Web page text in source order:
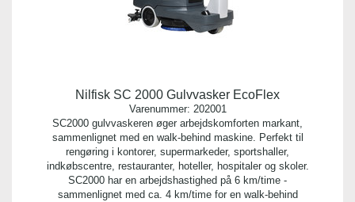
0.178 gr
Antal pr. palle:
0
Indhold:
1 stk.
Nilfisk SC 2000 Gulvvasker EcoFlex
Varenummer: 202001
SC2000 gulvvaskeren øger arbejdskomforten markant,
sammenlignet med en walk-behind maskine. Perfekt til
rengøring i kontorer, supermarkeder, sportshaller,
indkøbscentre, restauranter, hoteller, hospitaler og skoler.
SC2000 har en arbejdshastighed på 6 km/time -
sammenlignet med ca. 4 km/time for en walk-behind